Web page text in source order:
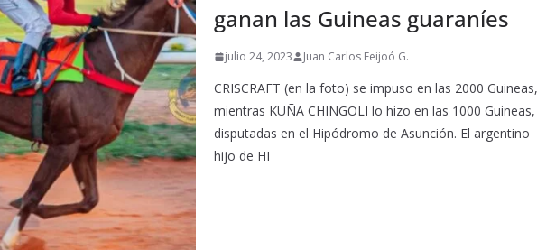
ganan las Guineas guaraníes
julio 24, 2023 Juan Carlos Feijoó G.
CRISCRAFT (en la foto) se impuso en las 2000
mientras KUÑA CHINGOLI lo hizo en las 1000 Guineas,
disputadas en el Hipódromo de Asunción. El argentino
hijo de HI